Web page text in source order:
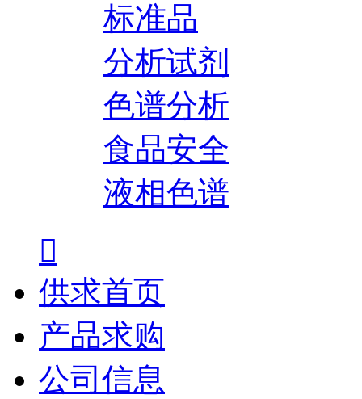
标准品
分析试剂
色谱分析
食品安全
液相色谱

供求首页
产品求购
公司信息